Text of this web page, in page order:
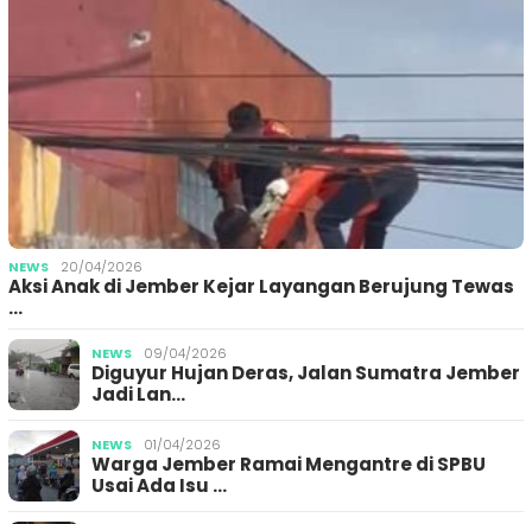
NEWS 20/04/2026
Aksi Anak di Jember Kejar Layangan Berujung Tewas
…
NEWS 09/04/2026
Diguyur Hujan Deras, Jalan Sumatra Jember
Jadi Lan…
NEWS 01/04/2026
Warga Jember Ramai Mengantre di SPBU
Usai Ada Isu …